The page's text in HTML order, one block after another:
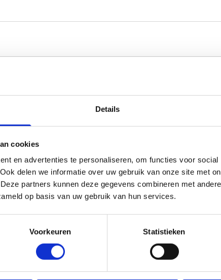
Details
cookies
en advertenties te personaliseren, om functies voor
delen we informatie over uw gebruik van onze site met
partners kunnen deze gegevens combineren met
op basis van uw gebruik van hun services.
Voorkeuren Statistieken